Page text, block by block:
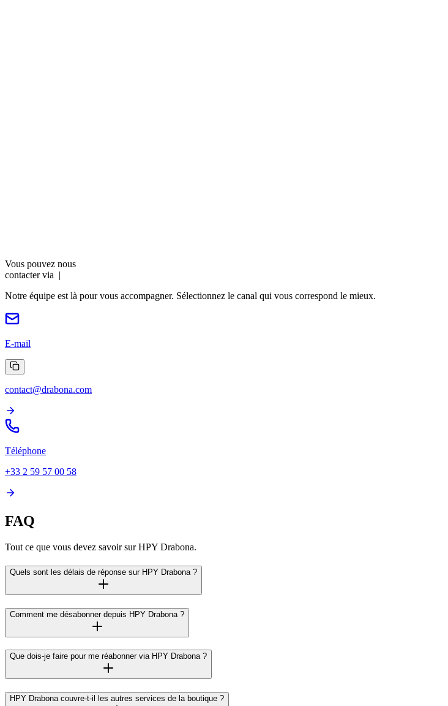
Vous pouvez nous
contacter via |
Notre équipe est là pour vous accompagner. Sélectionnez le canal qui vous correspond le mieux.
E-mail
contact@drabona.com
Téléphone
+33 2 59 57 00 58
FAQ
Tout ce que vous devez savoir sur HPY Drabona.
Quels sont les délais de réponse sur HPY Drabona ?
Comment me désabonner depuis HPY Drabona ?
Que dois-je faire pour me réabonner via HPY Drabona ?
HPY Drabona couvre-t-il les autres services de la boutique ?